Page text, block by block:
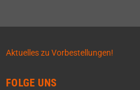
Aktuelles zu Vorbestellungen!
FOLGE UNS